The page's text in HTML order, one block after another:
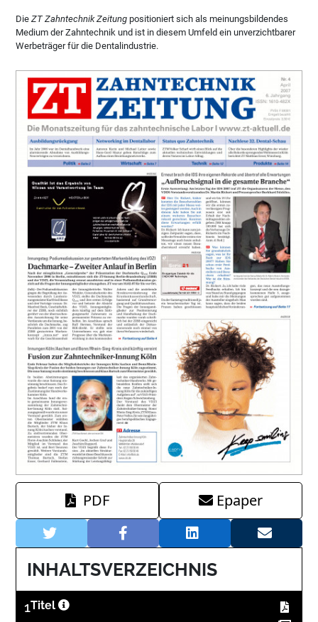
DieZT Zahntechnik Zeitung positioniert sich als meinungsbildendes
Medium der Zahntechnik und ist in diesem Umfeld ein unverzichtbarer
Werbeträger für die Dentalindustrie.
PDF Epaper
INHALTSVERZEICHNIS
1Titel